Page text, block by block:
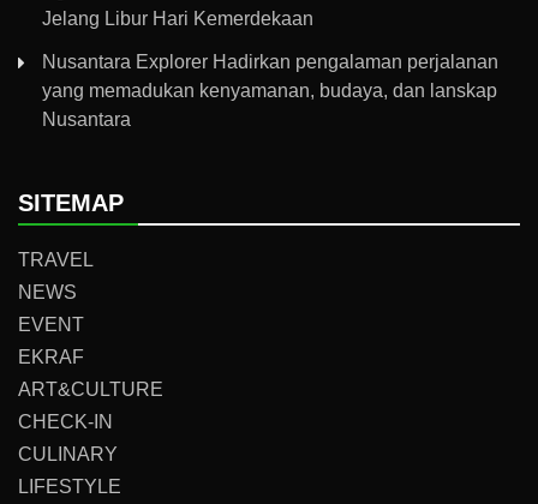
Jelang Libur Hari Kemerdekaan
Nusantara Explorer Hadirkan pengalaman perjalanan
yang memadukan kenyamanan, budaya, dan lanskap
Nusantara
SITEMAP
TRAVEL
NEWS
EVENT
EKRAF
ART&CULTURE
CHECK-IN
CULINARY
LIFESTYLE